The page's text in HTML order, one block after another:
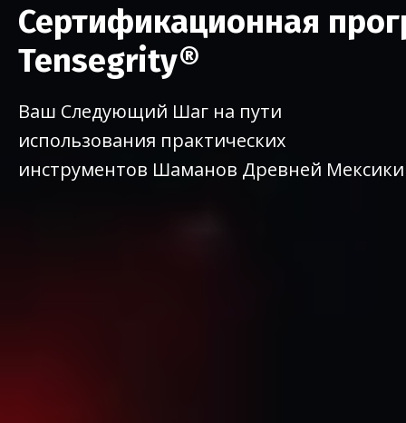
Сертификационная
Tensegrity®
Ваш Следующий Шаг на пути
использования практических
инструментов Шаманов Древней Мексики